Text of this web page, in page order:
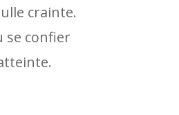
crainte.
se confier